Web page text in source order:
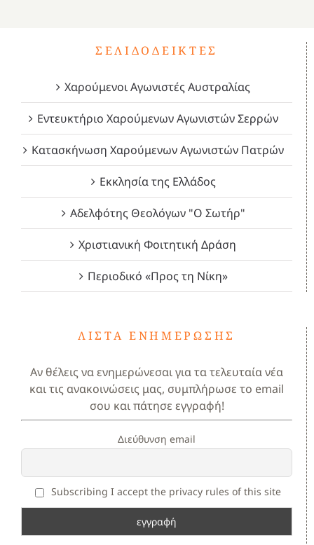
ΣΕΛΙΔΟΔΕΊΚΤΕΣ
Χαρούμενοι Αγωνιστές Αυστραλίας
Εντευκτήριο Χαρούμενων Αγωνιστών Σερρών
Κατασκήνωση Χαρούμενων Αγωνιστών Πατρών
Εκκλησία της Ελλάδος
Αδελφότης Θεολόγων "Ο Σωτήρ"
Χριστιανική Φοιτητική Δράση
Περιοδικό «Προς τη Νίκη»
ΛΊΣΤΑ ΕΝΗΜΈΡΩΣΗΣ
Αν θέλεις να ενημερώνεσαι για τα τελευταία νέα
και τις ανακοινώσεις μας, συμπλήρωσε το email
σου και πάτησε εγγραφή!
Διεύθυνση email
Subscribing I accept the privacy rules of this site